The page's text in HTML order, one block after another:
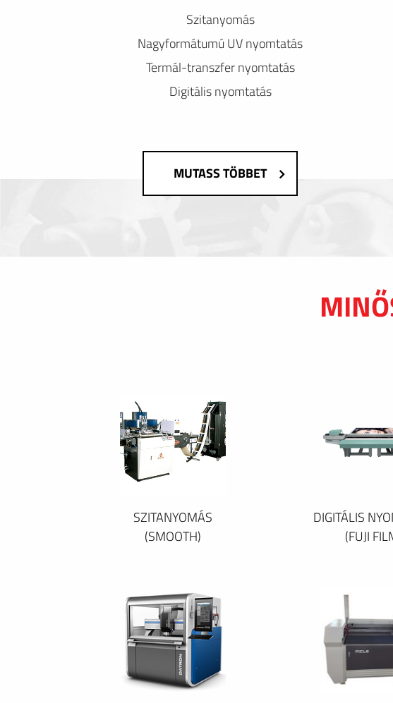
Szitanyomás
Nagyformátumú UV nyomtatás
Termál-transzfer nyomtatás
Digitális nyomtatás
MUTASS TÖBBET
SZITANYOMÁS
(SMOOTH)
DIGITÁLIS
(FUJI